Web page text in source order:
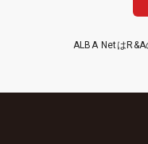
ALBA Netは